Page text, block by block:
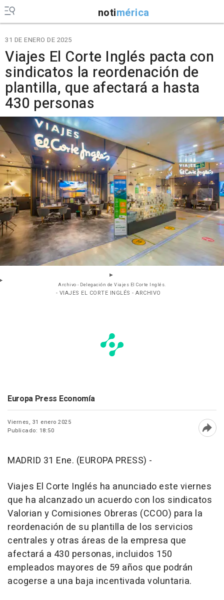
notimérica
31 DE ENERO DE 2025
Viajes El Corte Inglés pacta con
sindicatos la reordenación de
plantilla, que afectará a hasta
430 personas
Archivo - Delegación de Viajes El Corte Inglés.
- VIAJES EL CORTE INGLÉS - ARCHIVO
Europa Press Economía
Viernes, 31 enero 2025
Publicado: 18:50
MADRID 31 Ene. (EUROPA PRESS) -
Viajes El Corte Inglés ha anunciado este viernes
que ha alcanzado un acuerdo con los sindicatos
Valorian y Comisiones Obreras (CCOO) para la
reordenación de su plantilla de los servicios
centrales y otras áreas de la empresa que
afectará a 430 personas, incluidos 150
empleados mayores de 59 años que podrán
acogerse a una baja incentivada voluntaria.